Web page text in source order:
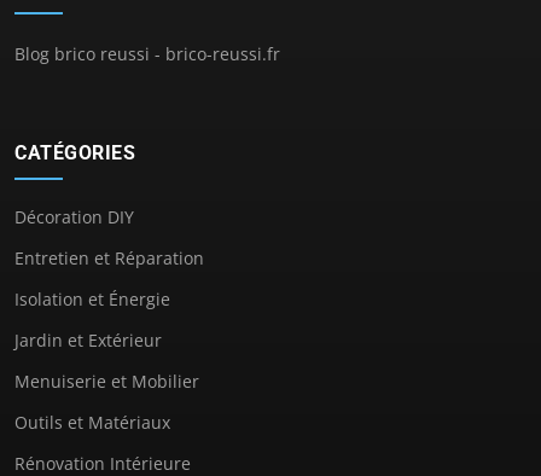
Blog brico reussi - brico-reussi.fr
CATÉGORIES
Décoration DIY
Entretien et Réparation
Isolation et Énergie
Jardin et Extérieur
Menuiserie et Mobilier
Outils et Matériaux
Rénovation Intérieure